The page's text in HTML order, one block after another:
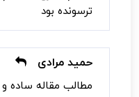
ترسونده بود
حمید مرادی
مطالب مقاله ساده